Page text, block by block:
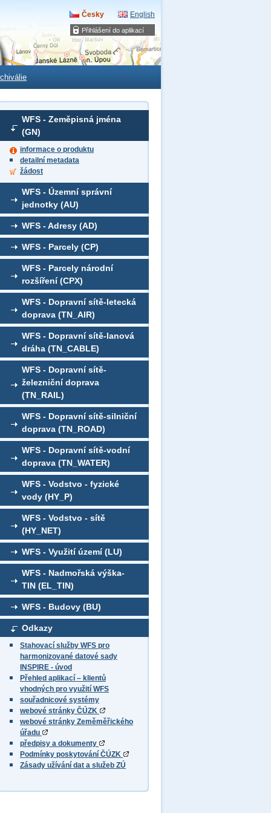
Přihlášení do aplikací
Česky English
WFS - Zeměpisná jména
(GN)
informace o produktu
detailní metadata
žádost
WFS - Územní správní
jednotky (AU)
WFS - Adresy (AD)
WFS - Parcely (CP)
WFS - Parcely národní
rozšíření (CPX)
WFS - Dopravní sítě-letecká
doprava (TN_AIR)
WFS - Dopravní sítě-lanová
dráha (TN_CABLE)
WFS - Dopravní sítě-
železniční doprava
(TN_RAIL)
WFS - Dopravní sítě-silniční
doprava (TN_ROAD)
WFS - Dopravní sítě-vodní
doprava (TN_WATER)
WFS - Vodstvo - fyzické
vody (HY_P)
WFS - Vodstvo - sítě
(HY_NET)
WFS - Využití území (LU)
WFS - Nadmořská výška-
TIN (EL_TIN)
WFS - Budovy (BU)
Odkazy
Stahovací služby WFS pro
harmonizované datové sady
INSPIRE - úvod
Přehled aplikací – klientů
vhodných pro využití WFS
souřadnicové systémy
webové stránky ČÚZK
webové stránky Zeměměřického
úřadu
předpisy a dokumenty
Podmínky poskytování ČÚZK
Zásady užívání dat a služeb ZÚ